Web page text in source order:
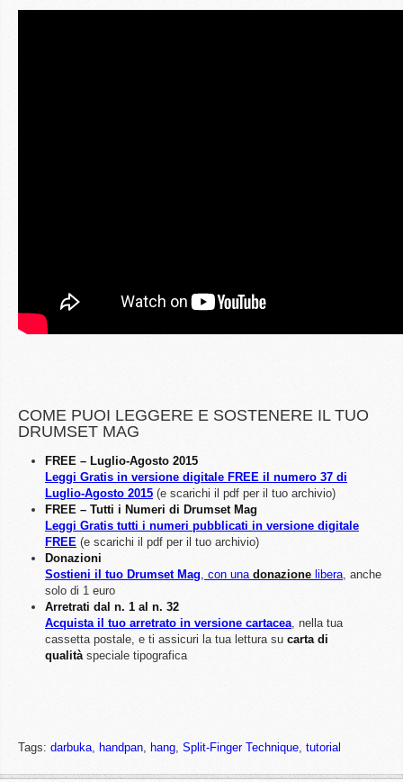
COME PUOI LEGGERE E SOSTENERE IL TUO
DRUMSET MAG
FREE – Luglio-Agosto 2015
Leggi Gratis in versione digitale FREE il numero 37 di
Luglio-Agosto 2015 (e scarichi il pdf per il tuo archivio)
FREE – Tutti i Numeri di Drumset Mag
Leggi Gratis tutti i numeri pubblicati in versione digitale
FREE (e scarichi il pdf per il tuo archivio)
Donazioni
Sostieni il tuo Drumset Mag, con una donazione libera, anche
solo di 1 euro
Arretrati dal n. 1 al n. 32
Acquista il tuo arretrato in versione cartacea, nella tua
cassetta postale, e ti assicuri la tua lettura su carta di
qualitàspeciale tipografica
Tags: darbuka, handpan, hang, Split-Finger Technique, tutorial